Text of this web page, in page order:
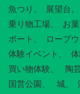
魚つり
展望台
乗り物工場
お
ボート
ロープ
体験イベント
買い物体験
陶
国営公園
城